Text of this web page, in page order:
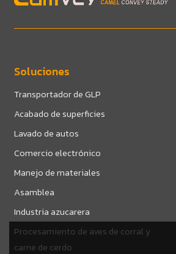
Soluciones
Transportador de GLP
Acabado de superficies
Lavado de autos
Comercio electrónico
Manejo de materiales
Asamblea
Industria azucarera
Procesamiento de aves de corral y
carne de cerdo